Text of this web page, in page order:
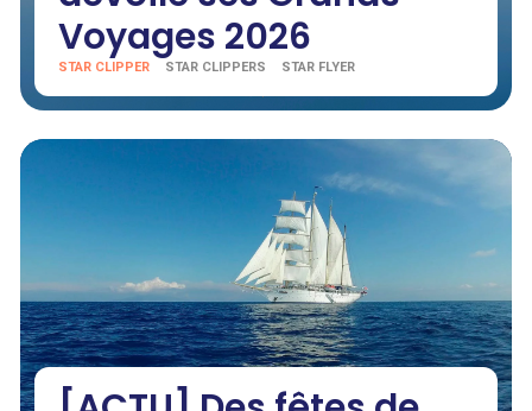
Voyages 2026
STAR CLIPPER STAR CLIPPERS STAR FLYER